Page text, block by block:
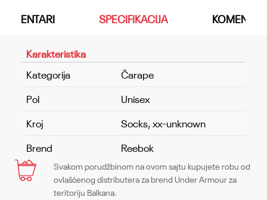
SPECIFIKACIJA
Karakteristika
Kategorija
Čarape
Pol
Unisex
Kroj
Socks, xx-unknown
Brend
Reebok
Ime/Nadimak
Svakom porudžbinom na ovom sajtu kupujete robu od
ovlašćenog distributera za brend Under Armour za
teritoriju Balkana.